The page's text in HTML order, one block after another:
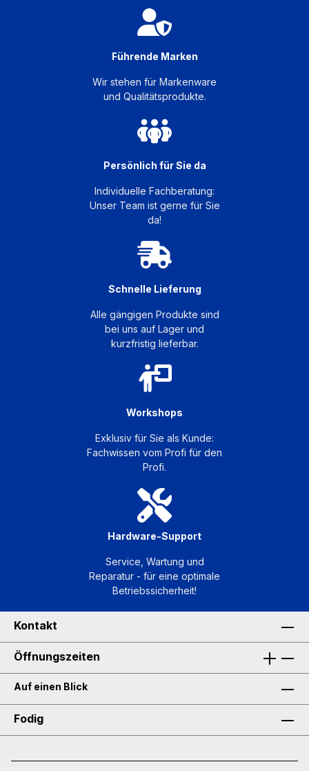
Führende Marken
Wir stehen für Markenware
und Qualitätsprodukte.
Persönlich für Sie da
Individuelle Fachberatung:
Unser Team ist gerne für Sie
da!
Schnelle Lieferung
Alle gängigen Produkte sind
bei uns auf Lager und
kurzfristig lieferbar.
Workshops
Exklusiv für Sie als Kunde:
Fachwissen vom Profi für den
Profi.
Hardware-Support
Service, Wartung und
Reparatur - für eine optimale
Betriebssicherheit!
Kontakt
Öffnungszeiten
Auf einen Blick
Fodig